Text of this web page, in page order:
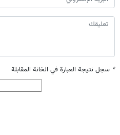
* سجل نتيجة العبارة في الخانة المقابلة